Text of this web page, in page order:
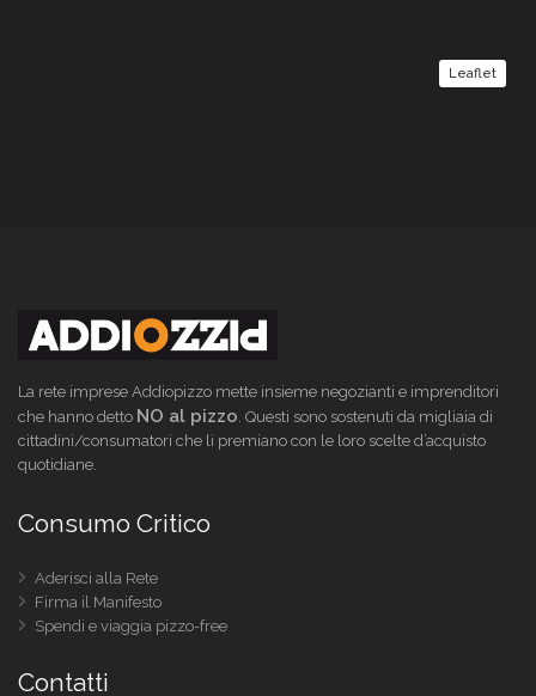
Leaflet
La rete imprese Addiopizzo mette insieme negozianti e imprenditori
che hanno detto NO al pizzo. Questi sono sostenuti da migliaia di
cittadini/consumatori che li premiano con le loro scelte d’acquisto
quotidiane.
Consumo Critico
Aderisci alla Rete
Firma il Manifesto
Spendi e viaggia pizzo-free
Contatti